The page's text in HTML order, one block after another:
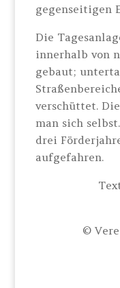
gegenseitigen
Die
innerhalb von
gebaut;
verschüttet.
man sich
drei
aufgefahren.
©